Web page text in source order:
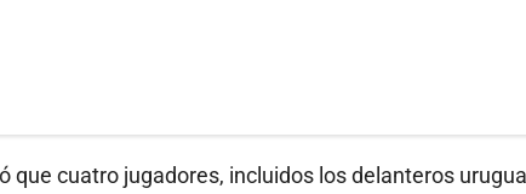
que cuatro jugadores, incluidos los delanteros